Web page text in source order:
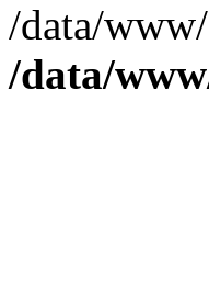
/data/
/data/